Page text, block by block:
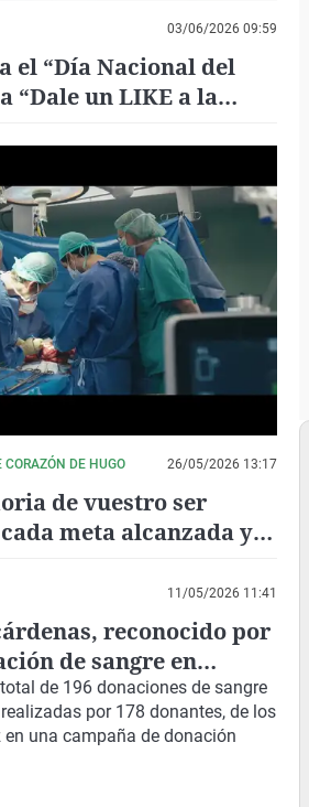
03/06/2026 09:59
el “Día Nacional del
“Dale un LIKE a la
DE HUGO 26/05/2026 13:17
de vuestro ser
meta alcanzada y
11/05/2026 11:41
reconocido por
de sangre en
de 196 donaciones de sangre
por 178 donantes, de los
una campaña de donación